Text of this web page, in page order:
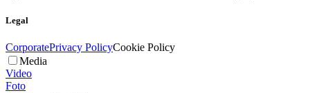
Legal
CorporatePrivacy PolicyCookie Policy
Media
Video
Foto